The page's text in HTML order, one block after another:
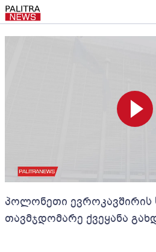
პოლონეთი ევროკავშირის
თავმჯდომარე ქვეყანა